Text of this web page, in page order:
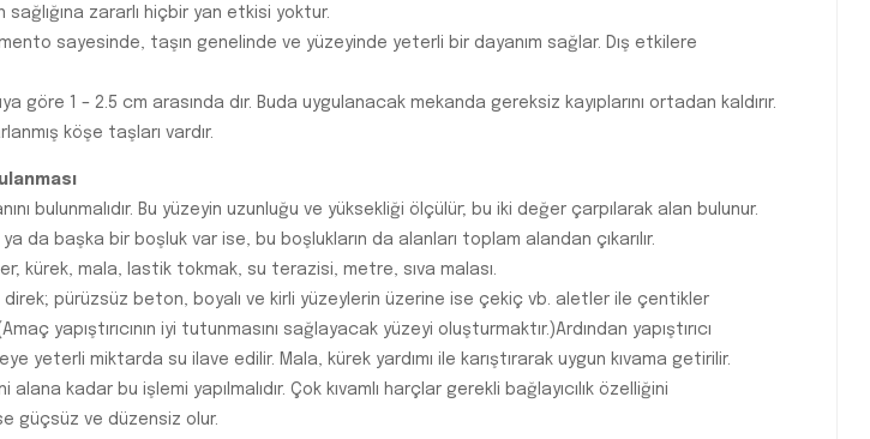
sağlığına zararlı hiçbir yan etkisi yoktur.
sayesinde, taşın genelinde ve yüzeyinde yeterli bir dayanım sağlar. Dış etkilere
göre 1 – 2.5 cm arasında dır. Buda uygulanacak mekanda gereksiz kayıplarını ortadan kaldırır.
köşe taşları vardır.
bulunmalıdır. Bu yüzeyin uzunluğu ve yüksekliği ölçülür; bu iki değer çarpılarak alan bulunur.
da başka bir boşluk var ise, bu boşlukların da alanları toplam alandan çıkarılır.
kürek, mala, lastik tokmak, su terazisi, metre, sıva malası.
direk; pürüzsüz beton, boyalı ve kirli yüzeylerin üzerine ise çekiç vb. aletler ile çentikler
yapıştırıcının iyi tutunmasını sağlayacak yüzeyi oluşturmaktır.)Ardından yapıştırıcı
yeterli miktarda su ilave edilir. Mala, kürek yardımı ile karıştırarak uygun kıvama getirilir.
alana kadar bu işlemi yapılmalıdır. Çok kıvamlı harçlar gerekli bağlayıcılık özelliğini
güçsüz ve düzensiz olur.